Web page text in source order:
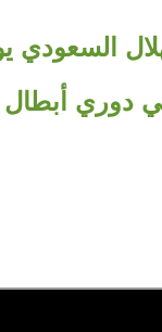
دوري أبطال